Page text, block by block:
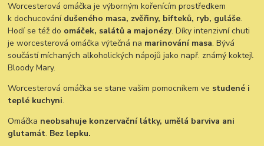
Worcesterová omáčka je výborným kořenícím prostředkem
k dochucování dušeného masa, zvěřiny, bifteků, ryb, guláše.
Hodí se též do omáček, salátů a majonézy. Díky intenzivní chuti
je worcesterová omáčka výtečná na marinování masa. Bývá
součástí míchaných alkoholických nápojů jako např. známý koktejl
Bloody Mary.
Worcesterová omáčka se stane vašim pomocníkem ve studené i
teplé kuchyni.
Omáčka neobsahuje konzervační látky, umělá barviva ani
glutamát. Bez lepku.